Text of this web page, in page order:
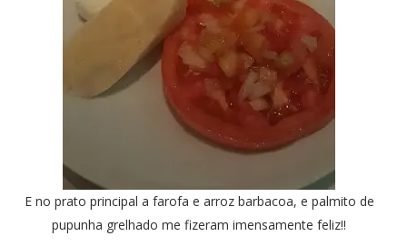
E no prato principal a farofa e arroz barbacoa, e palmito de
pupunha grelhado me fizeram imensamente feliz!!